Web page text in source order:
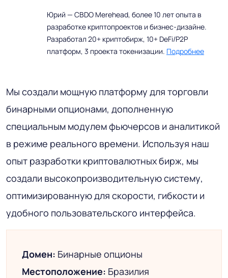
Юрий — CBDO Merehead, более 10 лет опыта в
разработке криптопроектов и бизнес-дизайне.
Разработал 20+ криптобирж, 10+ DeFi/P2P
платформ, 3 проекта токенизации. Подробнее
Мы создали мощную платформу для торговли
бинарными опционами, дополненную
специальным модулем фьючерсов и аналитикой
в ​​режиме реального времени. Используя наш
опыт разработки криптовалютных бирж, мы
создали высокопроизводительную систему,
оптимизированную для скорости, гибкости и
удобного пользовательского интерфейса.
Домен: Бинарные опционы
Местоположение: Бразилия